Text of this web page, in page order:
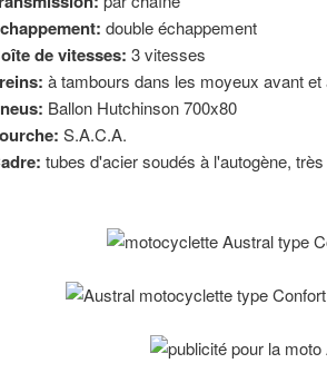
double échappement
de vitesses: 3 vitesses
à tambours dans les moyeux avant et
Ballon Hutchinson 700x80
S.A.C.A.
tubes d'acier soudés à l'autogène,